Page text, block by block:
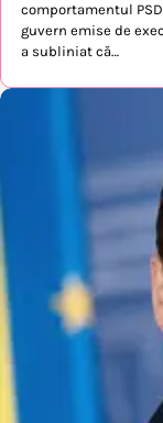
comportamentul
guvern emise de
a subliniat că…